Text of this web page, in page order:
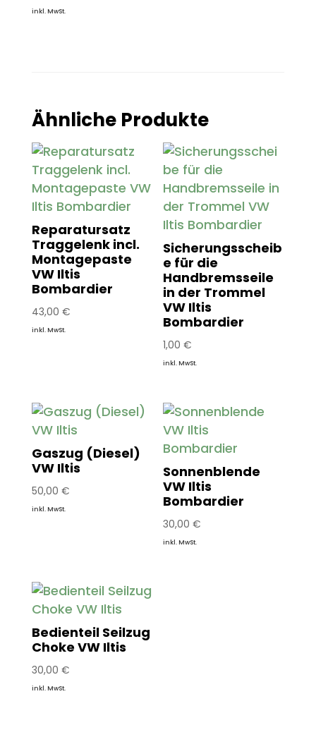
inkl. MwSt.
Ähnliche Produkte
Reparatursatz
Traggelenk incl.
Montagepaste
VW Iltis
Bombardier
43,00 €
inkl. MwSt.
Sicherungsscheib
e für die
Handbremsseile
in der Trommel
VW Iltis
Bombardier
1,00€
inkl. MwSt.
Gaszug (Diesel)
VW Iltis
50,00 €
inkl. MwSt.
Sonnenblende
VW Iltis
Bombardier
30,00€
inkl. MwSt.
Bedienteil Seilzug
Choke VW Iltis
30,00 €
inkl. MwSt.